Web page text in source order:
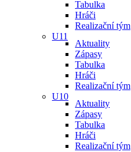
Tabulka
Hráči
Realizační tým
U11
Aktuality
Zápasy
Tabulka
Hráči
Realizační tým
U10
Aktuality
Zápasy
Tabulka
Hráči
Realizační tým